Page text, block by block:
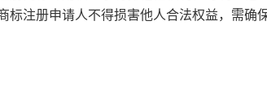
标注册申请人不得损害他人合法权益，需确